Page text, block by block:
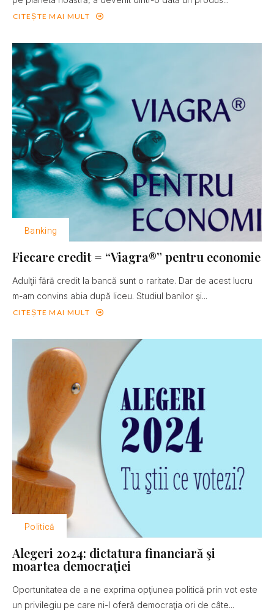
CITEȘTE MAI MULT
Banking
Fiecare credit = “Viagra®” pentru economie
Adulţii fără credit la bancă sunt o raritate. Dar de acest lucru
m-am convins abia după liceu. Studiul banilor şi...
CITEȘTE MAI MULT
Politică
Alegeri 2024: dictatura financiară şi
moartea democraţiei
Oportunitatea de a ne exprima opţiunea politică prin vot este
un privilegiu pe care ni-l oferă democraţia ori de câte...